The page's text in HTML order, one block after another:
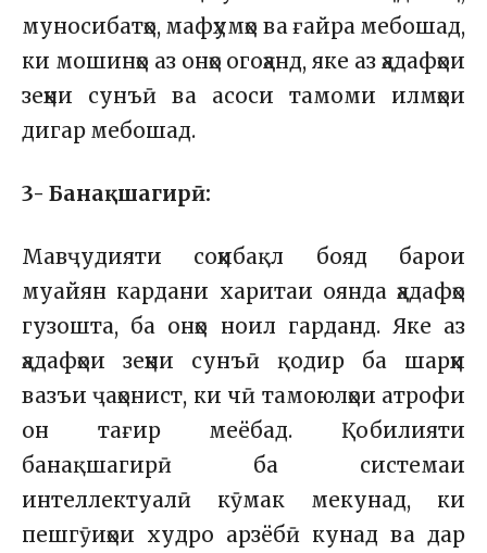
муносибатҳо, мафҳумҳо ва ғайра мебошад,
ки мошинҳо аз онҳо огоҳанд, яке аз ҳадафҳои
зеҳни сунъӣ ва асоси тамоми илмҳои
дигар мебошад.
3- Банақшагирӣ:
Мавҷудияти соҳибақл бояд барои
муайян кардани харитаи оянда ҳадафҳо
гузошта, ба онҳо ноил гарданд. Яке аз
ҳадафҳои зеҳни сунъӣ қодир ба шарҳи
вазъи ҷаҳонист, ки чӣ тамоюлҳои атрофи
он тағир меёбад. Қобилияти
банақшагирӣ ба системаи
интеллектуалӣ кӯмак мекунад, ки
пешгӯиҳои худро арзёбӣ кунад ва дар